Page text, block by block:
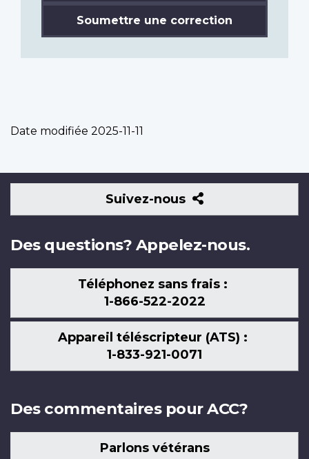
Soumettre une correction
Date modifiée 2025-11-11
Suivez-nous
Suivez-
nous
Des questions? Appelez-nous.
Téléphonez sans frais :
1-866-522-2022
Appareil téléscripteur (ATS) :
1-833-921-0071
Des commentaires pour ACC?
Parlons vétérans